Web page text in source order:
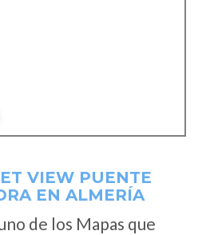
VIEW PUENTE
EN ALMERÍA
de los Mapas que